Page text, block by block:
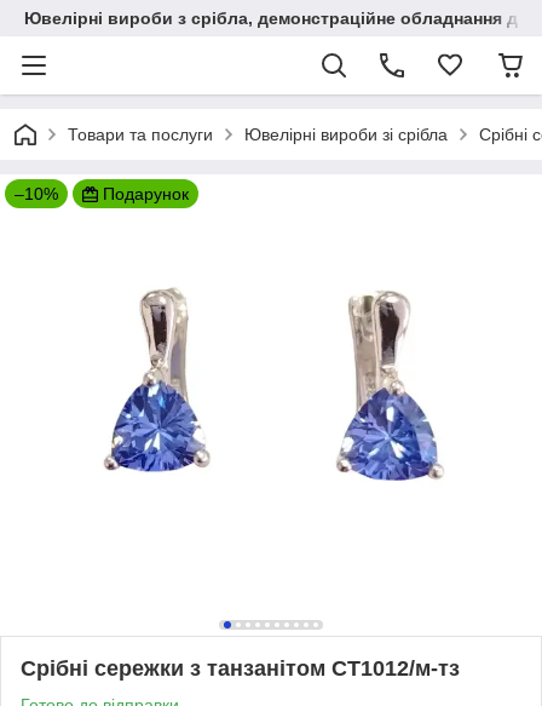
Ювелірні вироби з срібла, демонстраційне обладнання
Товари та послуги Ювелірні вироби зі срібла Срібні
–10% Подарунок
Срібні сережки з танзанітом СТ1012/м-тз